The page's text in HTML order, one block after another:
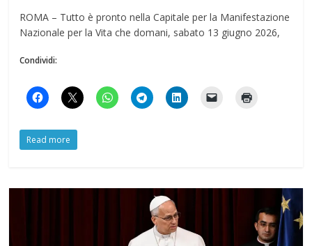
ROMA – Tutto è pronto nella Capitale per la Manifestazione
Nazionale per la Vita che domani, sabato 13 giugno 2026,
Condividi:
Read more